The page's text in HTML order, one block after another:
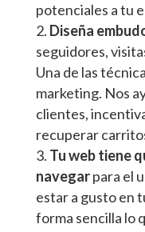
potenciales a tu
Diseña
seguidores,
Una de las
marketing. Nos
clientes,
recuperar
Tu web tiene
navegarpara el
estar a gusto en
forma sencilla lo